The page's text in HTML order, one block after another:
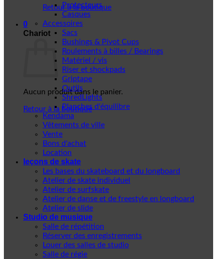
Retour à la boutique
0
Chariot
Aucun produit dans le panier.
Retour à la boutique
Protecteurs
Casques
Accessoires
Sacs
Bushings & Pivot Cups
Roulements à billes / Bearings
Matériel / vis
Riser et shockpads
Griptape
Outils
ShredLights
Planches d'équilibre
Kendama
Vêtements de ville
Vente
Bons d'achat
Location
leçons de skate
Les bases du skateboard et du longboard
Atelier de skate individuel
Atelier de surfskate
Atelier de danse et de freestyle en longboard
Atelier de slide
Studio de musique
Salle de répétition
Réserver des enregistrements
Louer des salles de studio
Salle de régie